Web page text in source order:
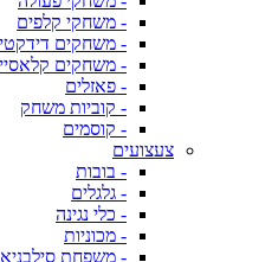
- משחקי קלפים
- משחקים
- משחקים
- פאזלים
- קוביות משחק
- קוסמים
צעצועים
- בובות
- גלגלים
- כלי נגינה
- מכוניות
- משפחת